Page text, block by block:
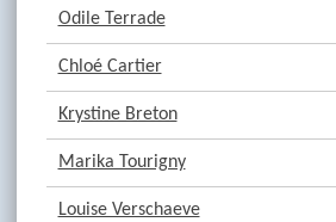
Odile Terrade
Chloé Cartier
Krystine Breton
Marika Tourigny
Louise Verschaeve